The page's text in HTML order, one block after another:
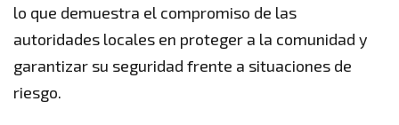
lo que demuestra el compromiso de las
autoridades locales en proteger a la comunidad y
garantizar su seguridad frente a situaciones de
riesgo.